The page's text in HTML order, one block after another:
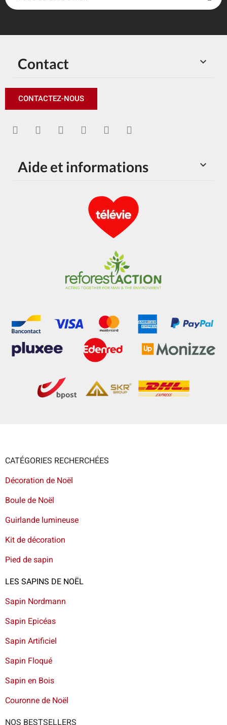

Contact
CONTACTEZ-NOUS

Aide et informations
CATÉGORIES RECHERCHÉES
Décoration de Noël
Boule de Noël
Guirlande lumineuse
Kit de décoration
Pied de sapin
LES SAPINS DE NOËL
Sapin Nordmann
Sapin Epicéas
Sapin Artificiel
Sapin Floqué
Sapin en Bois
Couronne de Noël
NOS BESTSELLERS